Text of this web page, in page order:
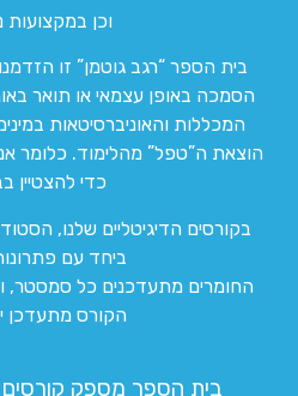
וכן במקצועות
בית הספר “רגב גוטמן” זו
הסמכה באופן עצמאי או תואר
המכללות והאוניברסיטאות
הוצאת ה”טפל” מהלימוד. כלומר
כדי להצטיין
בקורסים הדיגיטליים שלנו,
ביחד עם
החומרים מתעדכנים כל סמסטר,
הקורס מתעדכן
בית הספר מספק קורסים